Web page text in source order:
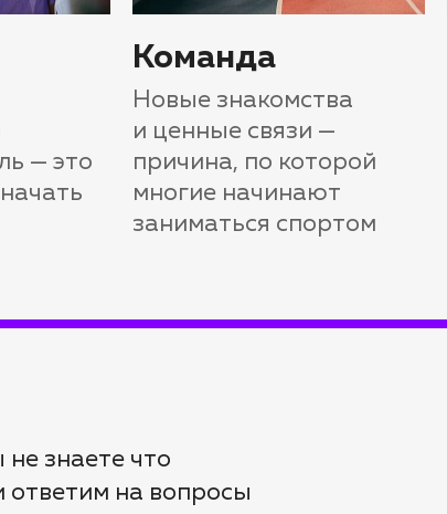
— это
Команда
Новые знакомства
и ценные связи —
причина, по которой
многие начинают
заниматься спортом
знаете что
ответим на вопросы